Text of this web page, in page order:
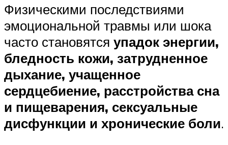
Физическими последствиями
эмоциональной травмы или шока
часто становятся упадок энергии,
бледность кожи, затрудненное
дыхание, учащенное
сердцебиение, расстройства сна
и пищеварения, сексуальные
дисфункции и хронические боли.